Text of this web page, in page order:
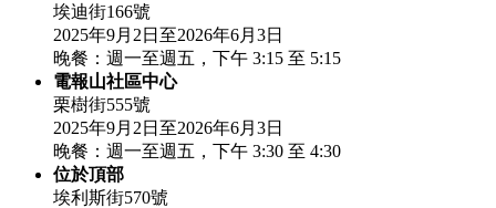
埃迪街166號
2025年9月2日至2026年6月3日
晚餐：週一至週五，下午 3:15 至 5:15
電報山社區中心
栗樹街555號
2025年9月2日至2026年6月3日
晚餐：週一至週五，下午 3:30 至 4:30
位於頂部
埃利斯街570號